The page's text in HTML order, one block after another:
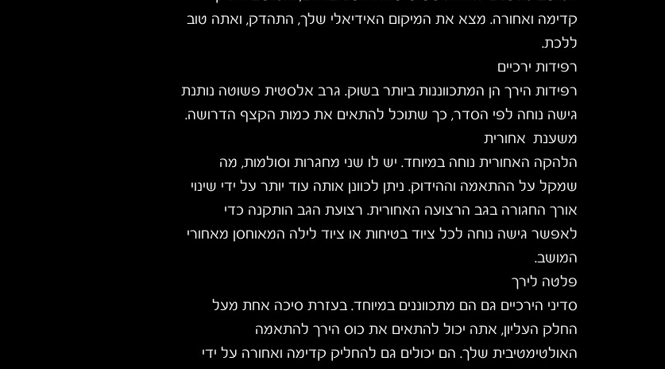
קדימה ואחורה. מצא את המיקום האידיאלי שלך, התהדק, ואתה טוב
ללכת.
רפידות ירכיים
רפידות הירך הן המתכווננות ביותר בשוק. גרב אלסטית פשוטה נותנת
גישה נוחה לפי הסדר, כך שתוכל להתאים את כמות הקצף הדרושה.
משענת אחורית
הלהקה האחורית נוחה במיוחד. יש לו שני מחגרות וסולמות, מה
שמקל על ההתאמה וההידוק. ניתן לכוונן אותה עוד יותר על ידי שינוי
אורך החגורה בגב הרצועה האחורית. רצועת הגב הותקנה כדי
לאפשר גישה נוחה לכל ציוד בטיחות או ציוד לילה המאוחסן מאחורי
המושב.
פלטה לירך
סדיני הירכיים גם הם מתכווננים במיוחד. בעזרת סיכה אחת מעל
החלק העליון, אתה יכול להתאים את כוס הירך להתאמה
האולטימטיבית שלך. הם יכולים גם להחליק קדימה ואחורה על ידי